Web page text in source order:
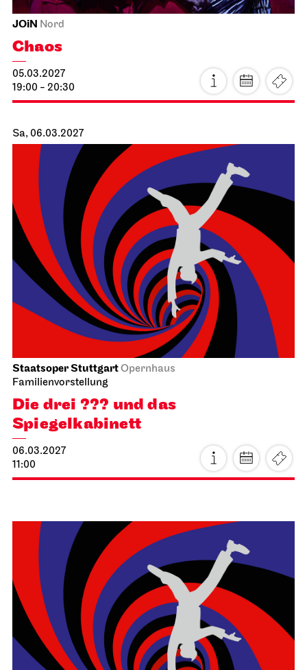
JOiN Nord
Chaos
05.03.2027
19:00 - 20:30
Sa, 06.03.2027
Staatsoper StuttgartOpernhaus
Familienvorstellung
Die drei ??? und das
Spiegelkabinett
06.03.2027
11:00